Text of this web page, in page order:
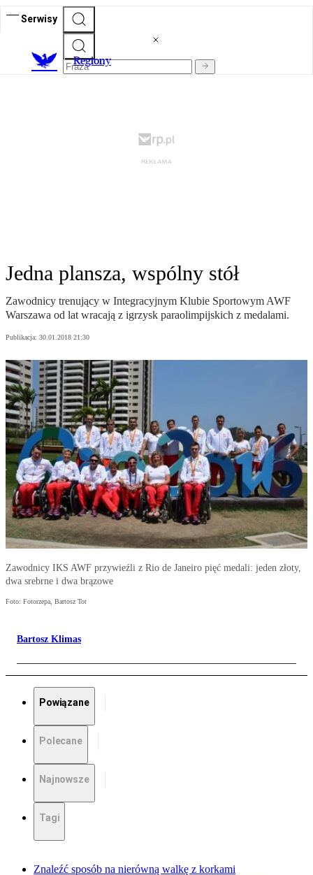
Serwisy
Regiony
Jedna plansza, wspólny stół
Zawodnicy trenujący w Integracyjnym Klubie Sportowym AWF
Warszawa od lat wracają z igrzysk paraolimpijskich z medalami.
Publikacja: 30.01.2018 21:30
Zawodnicy IKS AWF przywieźli z Rio de Janeiro pięć medali: jeden złoty,
dwa srebrne i dwa brązowe
Foto: Fotorzepa, Bartosz Tot
Bartosz Klimas
Powiązane
Polecane
Najnowsze
Tagi
Znaleźć sposób na nierówną walkę z korkami